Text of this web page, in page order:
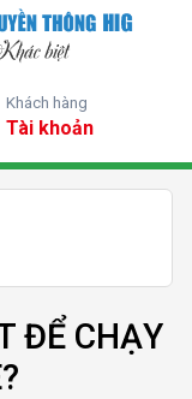
Khách hàng
Tài khoản
ĐỂ CHẠY